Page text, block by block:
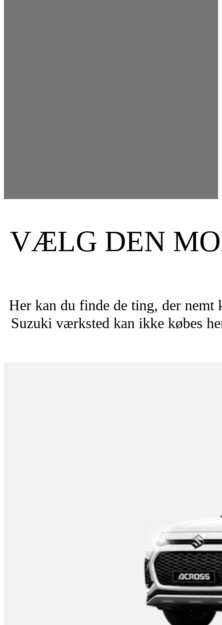
VÆLG DEN
Her kan du finde de ting, der
Suzuki værksted kan ikke købes